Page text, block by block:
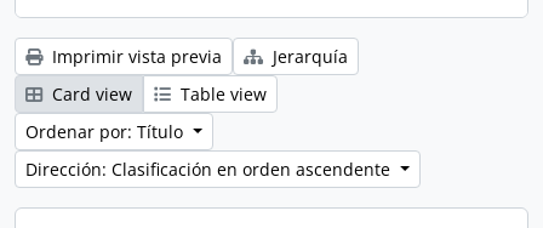
Imprimir vista previa
Jerarquía
Card view
Table view
Ordenar por: Título
Dirección: Clasificación en orden ascendente